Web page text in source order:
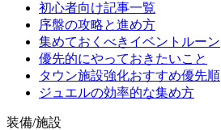
初心者向け記事一覧
序盤の攻略と進め方
集めておくべきイベントルーン
優先的にやっておきたいこと
タウン施設強化おすすめ優先順
ジュエルの効率的な集め方
装備/施設